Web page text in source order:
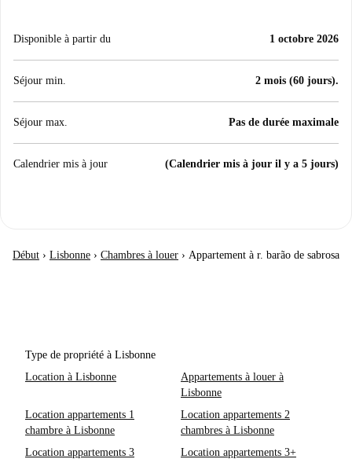
Disponible à partir du 1 octobre 2026
Séjour min. 2 mois (60 jours).
Séjour max. Pas de durée maximale
Calendrier mis à jour (Calendrier mis à jour il y a 5 jours)
Début › Lisbonne › Chambres à louer › Appartement à r. barão de sabrosa
Type de propriété à Lisbonne
Location à Lisbonne
Appartements à louer à
Lisbonne
Location appartements 1
chambre à Lisbonne
Location appartements 2
chambres à Lisbonne
Location appartements 3
Location appartements 3+